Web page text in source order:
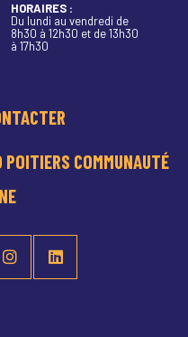
HORAIRES :
Du lundi au vendredi de
8h30 à 12h30 et de 13h30
à 17h30
POITIERS COMMUNAUTÉ